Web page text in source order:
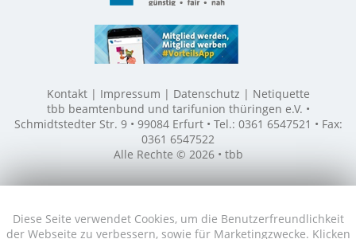
Diese Seite verwendet Cookies, um die Benutzerfreundlichkeit
der Webseite zu verbessern, sowie für Marketingzwecke. Klicken
Kontakt Impressum Datenschutz
Netiquette
tbb beamtenbund und tarifunion thüringen e.V. •
Schmidtstedter Str. 9 • 99084 Erfurt • Tel.: 0361 6547521 • Fax:
0361 6547522
Alle Rechte © 2026 • tbb